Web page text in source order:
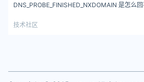
DNS_PROBE_FINISHED_NXDOMAIN 是怎么回
技术社区